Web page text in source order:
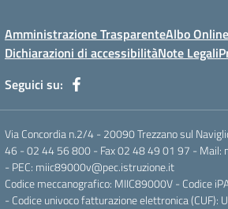
Amministrazione TrasparenteAlbo Online
Dichiarazioni di accessibilitàNote Legali
Seguici su:
Via Concordia n.2/4 - 20090 Trezzano sul
46 - 02 44 56 800 - Fax 02 48 49 01 97 -
- PEC: miic89000v@pec.istruzione.it
Codice meccanografico: MIIC89000V - Codice
- Codice univoco fatturazione elettronica (CUF):